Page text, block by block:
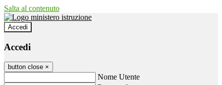
Salta al contenuto
Accedi
Accedi
button close ×
Nome Utente